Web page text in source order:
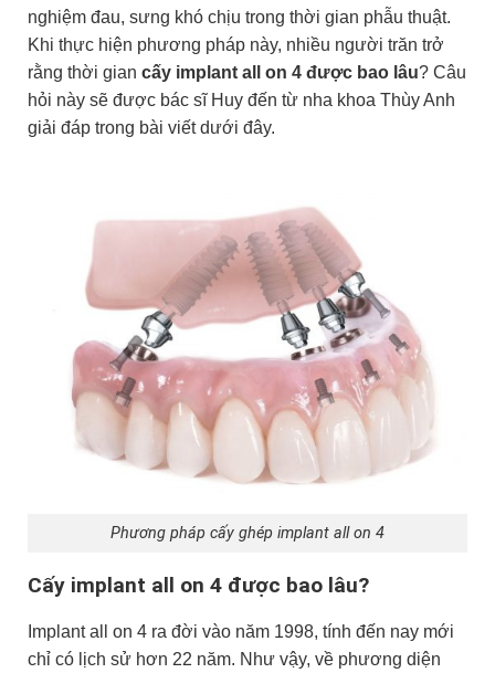
nghiệm đau, sưng khó chịu trong thời gian phẫu thuật.
Khi thực hiện phương pháp này, nhiều người trăn trở
rằng thời gian cấy implant all on 4 được bao lâu? Câu
hỏi này sẽ được bác sĩ Huy đến từ nha khoa Thùy Anh
giải đáp trong bài viết dưới đây.
Phương pháp cấy ghép implant all on 4
Cấy implant all on 4 được bao lâu?
Implant all on 4 ra đời vào năm 1998, tính đến nay mới
chỉ có lịch sử hơn 22 năm. Như vậy, về phương diện